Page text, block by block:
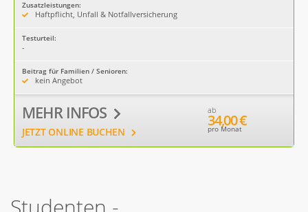
Zusatzleistungen:
Haftpflicht, Unfall & Notfallversicherung
Testurteil:
-
Beitrag für Familien / Senioren:
kein Angebot
MEHR INFOS
JETZT ONLINE BUCHEN
ab
34,00 €
pro Monat